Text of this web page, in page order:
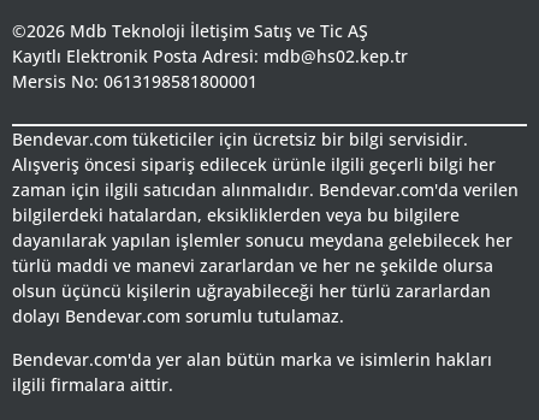
©2026 Mdb Teknoloji İletişim Satış ve Tic AŞ
Kayıtlı Elektronik Posta Adresi: mdb@hs02.kep.tr
Mersis No: 0613198581800001
Bendevar.com tüketiciler için ücretsiz bir bilgi servisidir.
Alışveriş öncesi sipariş edilecek ürünle ilgili geçerli bilgi her
zaman için ilgili satıcıdan alınmalıdır. Bendevar.com'da verilen
bilgilerdeki hatalardan, eksikliklerden veya bu bilgilere
dayanılarak yapılan işlemler sonucu meydana gelebilecek her
türlü maddi ve manevi zararlardan ve her ne şekilde olursa
olsun üçüncü kişilerin uğrayabileceği her türlü zararlardan
dolayı Bendevar.com sorumlu tutulamaz.
Bendevar.com'da yer alan bütün marka ve isimlerin hakları
ilgili firmalara aittir.